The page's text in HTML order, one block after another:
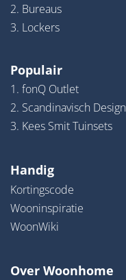
2. Bureaus
3. Lockers
Populair
1. fonQ Outlet
2. Scandinavisch Design
3. Kees Smit Tuinsets
Handig
Kortingscode
Wooninspiratie
WoonWiki
Over Woonhome